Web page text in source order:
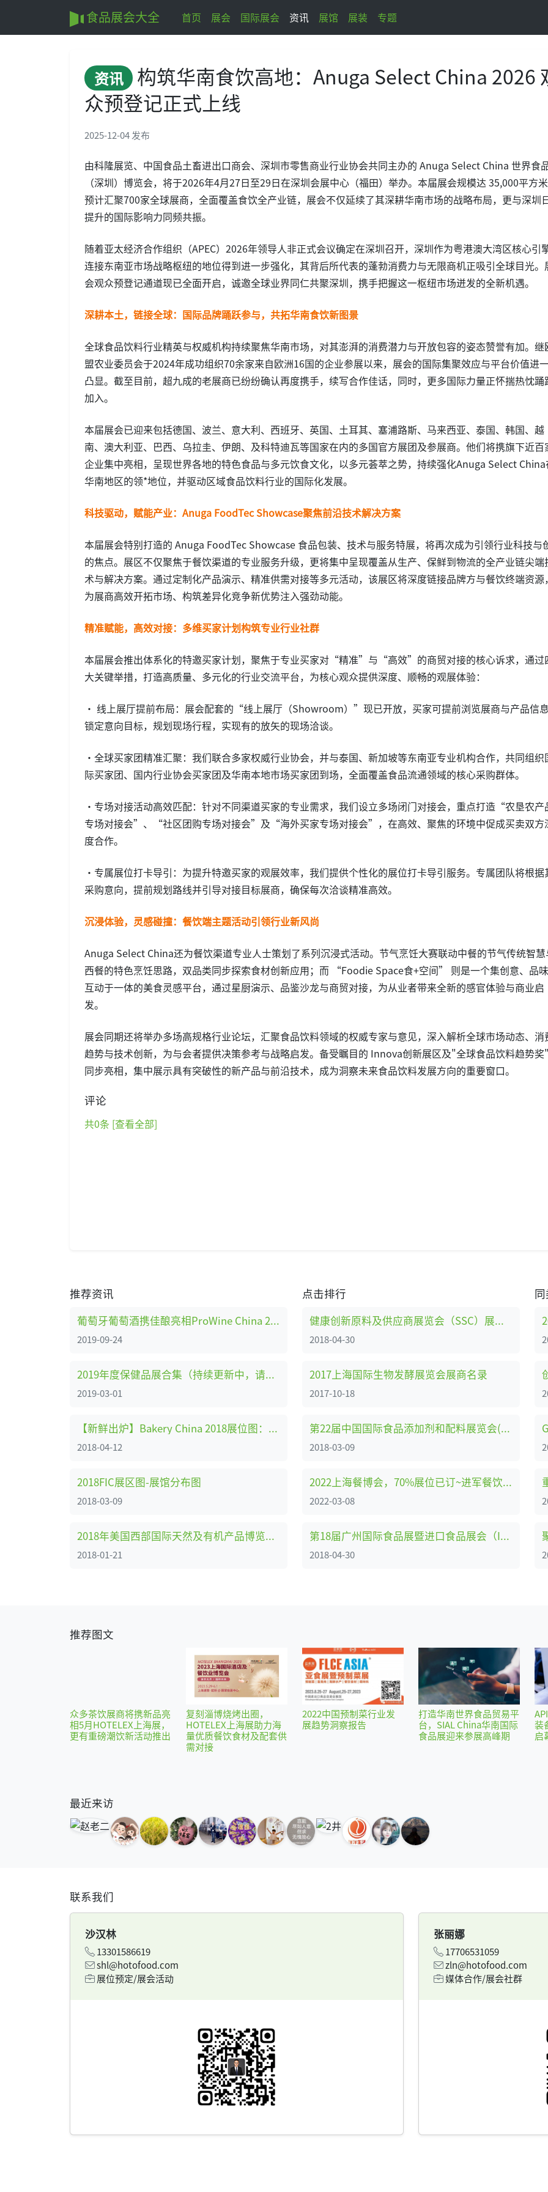
食品展会大全 首页 展会 国际展会 资讯 展馆 展装 专题
资讯
构筑华南食饮高地：Anuga Select China 2026
众预登记正式上线
2025-12-04 发布
由科隆展览、中国食品土畜进出口商会、深圳市零售商业行业协会共同主办的 Anuga Select China 世界食
（深圳）博览会，将于2026年4月27日至29日在深圳会展中心（福田）举办。本届展会规模达 35,000平方米
预计汇聚700家全球展商，全面覆盖食饮全产业链，展会不仅延续了其深耕华南市场的战略布局，更与深圳
提升的国际影响力同频共振。
随着亚太经济合作组织（APEC）2026年领导人非正式会议确定在深圳召开，深圳作为粤港澳大湾区核心引
连接东南亚市场战略枢纽的地位得到进一步强化，其背后所代表的蓬勃消费力与无限商机正吸引全球目光。
会观众预登记通道现已全面开启，诚邀全球业界同仁共聚深圳，携手把握这一枢纽市场迸发的全新机遇。
深耕本土，链接全球：国际品牌踊跃参与，共拓华南食饮新图景
全球食品饮料行业精英与权威机构持续聚焦华南市场，对其澎湃的消费潜力与开放包容的姿态赞誉有加。继
盟农业委员会于2024年成功组织70余家来自欧洲16国的企业参展以来，展会的国际集聚效应与平台价值进
凸显。截至目前，超九成的老展商已纷纷确认再度携手，续写合作佳话，同时，更多国际力量正怀揣热忱踊
加入。
本届展会已迎来包括德国、波兰、意大利、西班牙、英国、土耳其、塞浦路斯、马来西亚、泰国、韩国、越
南、澳大利亚、巴西、乌拉圭、伊朗、及科特迪瓦等国家在内的多国官方展团及参展商。他们将携旗下近百
企业集中亮相，呈现世界各地的特色食品与多元饮食文化，以多元荟萃之势，持续强化Anuga Select China
华南地区的领*地位，并驱动区域食品饮料行业的国际化发展。
科技驱动，赋能产业：Anuga FoodTec Showcase聚焦前沿技术解决方案
本届展会特别打造的 Anuga FoodTec Showcase 食品包装、技术与服务特展，将再次成为引领行业科技与
的焦点。展区不仅聚焦于餐饮渠道的专业服务升级，更将集中呈现覆盖从生产、保鲜到物流的全产业链尖端
术与解决方案。通过定制化产品演示、精准供需对接等多元活动，该展区将深度链接品牌方与餐饮终端资源，
为展商高效开拓市场、构筑差异化竞争新优势注入强劲动能。
精准赋能，高效对接：多维买家计划构筑专业行业社群
本届展会推出体系化的特邀买家计划，聚焦于专业买家对“精准”与“高效”的商贸对接的核心诉求，通过
大关键举措，打造高质量、多元化的行业交流平台，为核心观众提供深度、顺畅的观展体验：
• 线上展厅提前布局：展会配套的“线上展厅（Showroom）”现已开放，买家可提前浏览展商与产品信息
锁定意向目标，规划现场行程，实现有的放矢的现场洽谈。
•全球买家团精准汇聚：我们联合多家权威行业协会，并与泰国、新加坡等东南亚专业机构合作，共同组织
际买家团、国内行业协会买家团及华南本地市场买家团到场，全面覆盖食品流通领域的核心采购群体。
•专场对接活动高效匹配：针对不同渠道买家的专业需求，我们设立多场闭门对接会，重点打造“农垦农产
专场对接会”、“社区团购专场对接会”及“海外买家专场对接会”，在高效、聚焦的环境中促成买卖双方
度合作。
•专属展位打卡导引：为提升特邀买家的观展效率，我们提供个性化的展位打卡导引服务。专属团队将根据
采购意向，提前规划路线并引导对接目标展商，确保每次洽谈精准高效。
沉浸体验，灵感碰撞：餐饮端主题活动引领行业新风尚
Anuga Select China还为餐饮渠道专业人士策划了系列沉浸式活动。节气烹饪大赛联动中餐的节气传统智慧
西餐的特色烹饪思路，双品类同步探索食材创新应用；而 “Foodie Space食+空间” 则是一个集创意、品
互动于一体的美食灵感平台，通过星厨演示、品鉴沙龙与商贸对接，为从业者带来全新的感官体验与商业启
发。
展会同期还将举办多场高规格行业论坛，汇聚食品饮料领域的权威专家与意见，深入解析全球市场动态、消
趋势与技术创新，为与会者提供决策参考与战略启发。备受瞩目的 Innova创新展区及"全球食品饮料趋势
同步亮相，集中展示具有突破性的新产品与前沿技术，成为洞察未来食品饮料发展方向的重要窗口。
评论
共0条 [查看全部]
推荐资讯
葡萄牙葡萄酒携佳酿亮相ProWine China 2019
2019-09-24
2019年度保健品展合集（持续更新中，请收藏链接）
2019-03-01
【新鲜出炉】Bakery China 2018展位图：W3设备馆
2018-04-12
2018FIC展区图-展馆分布图
2018-03-09
2018年美国西部国际天然及有机产品博览会（Natural Products EXPO）展商名录1
2018-01-21
点击排行
健康创新原料及供应商展览会（SSC）展商名录
2018-04-30
2017上海国际生物发酵展览会展商名录
2017-10-18
第22届中国国际食品添加剂和配料展览会(FIC2018)-5.1馆（国际展区）参展企业名录
2018-03-09
2022上海餐博会，70%展位已订~进军餐饮业，就来
2022-03-08
第18届广州国际食品展暨进口食品展会（IFE China）参展名录
2018-04-30
推荐图文
众多茶饮展商将携新品亮
相5月HOTELEX上海展，
更有重磅潮饮新活动推出
复刻淄博烧烤出圈，
HOTELEX上海展助力海
量优质餐饮食材及配套供
需对接
2022中国预制菜行业发
展趋势洞察报告
打造华南世界食品贸易平
台，SIAL China华南国际
食品展迎来参展高峰期
装
启
最近来访
联系我们
沙汉林
13301586619
shl@hotofood.com
展位预定/展会活动
张丽娜
17706531059
zln@hotofood.com
媒体合作/展会社群